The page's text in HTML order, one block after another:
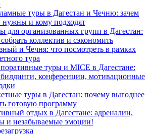
туры в Дагестан и Чечню: зачем
нужны и кому подходят
для организованных групп в Дагестан:
коллектив и сэкономить
и Чечня: что посмотреть в рамках
тура
туры и MICE в Дагестане:
конференции, мотивационные
туры в Дагестан: почему выгоднее
готовую программу
отдых в Дагестане: адреналин,
и незабываемые эмоции!